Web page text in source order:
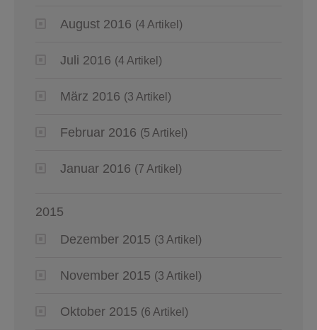
August 2016 (4 Artikel)
Juli 2016 (4 Artikel)
März 2016 (3 Artikel)
Februar 2016 (5 Artikel)
Januar 2016 (7 Artikel)
2015
Dezember 2015 (3 Artikel)
November 2015 (3 Artikel)
Oktober 2015 (6 Artikel)